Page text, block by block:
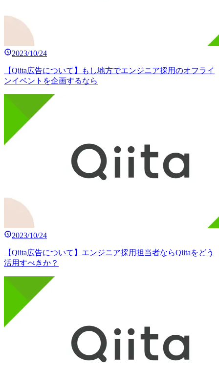
2023/10/24
【Qiita広告について】もし地方でエンジニア採用のオフライ
ンイベントを企画するなら
2023/10/24
【Qiita広告について】エンジニア採用担当者ならQiitaをどう
活用すべきか？